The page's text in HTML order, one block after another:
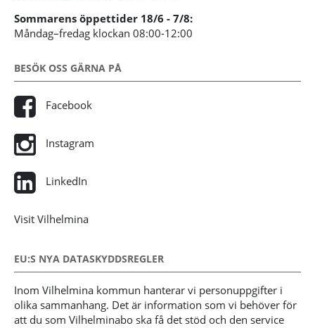
Sommarens öppettider 18/6 - 7/8:
Måndag–fredag klockan 08:00-12:00
BESÖK OSS GÄRNA PÅ
Facebook
Instagram
LinkedIn
Visit Vilhelmina
EU:S NYA DATASKYDDSREGLER
Inom Vilhelmina kommun hanterar vi personuppgifter i
olika sammanhang. Det är information som vi behöver för
att du som Vilhelminabo ska få det stöd och den service